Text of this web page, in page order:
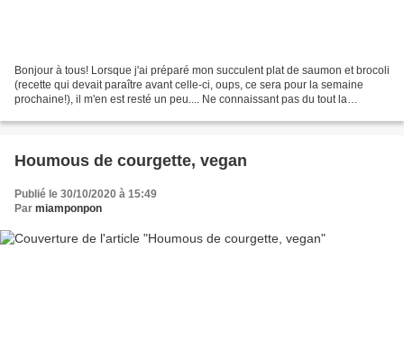
Bonjour à tous! Lorsque j'ai préparé mon succulent plat de saumon et brocoli
(recette qui devait paraître avant celle-ci, oups, ce sera pour la semaine
prochaine!), il m'en est resté un peu.... Ne connaissant pas du tout la
Houmous de courgette, vegan
Publié le 30/10/2020 à 15:49
Par miamponpon